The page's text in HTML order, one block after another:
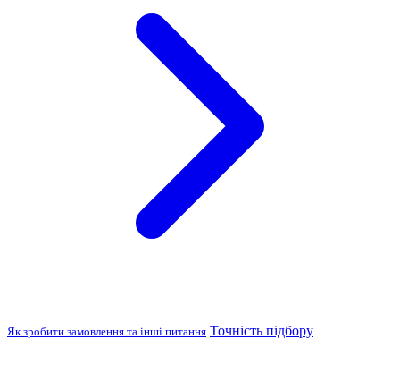
Як зробити замовлення та інші питання Точність підбору